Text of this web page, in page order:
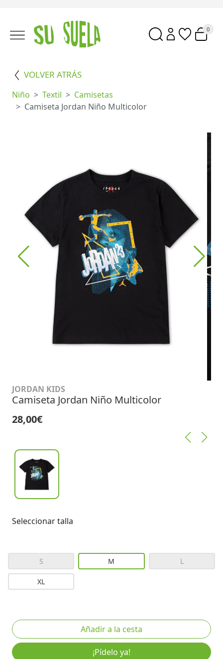
0
VOLVER ATRÁS
Niño Textil
Camisetas
Camiseta Jordan Niño Multicolor
JORDAN KIDS
Camiseta Jordan Niño Multicolor
28,00€
Seleccionar talla
S M L
XL
¡Pídelo ya!